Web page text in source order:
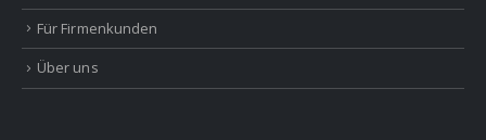
Für Firmenkunden
Über uns